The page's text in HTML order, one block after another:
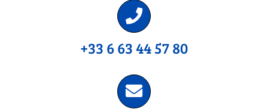
+33 6 63 44 57 80